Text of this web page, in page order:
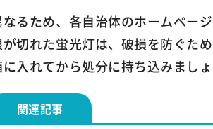
るため、各自治体のホームペー
切れた蛍光灯は、破損を防ぐた
入れてから処分に持ち込みましょ